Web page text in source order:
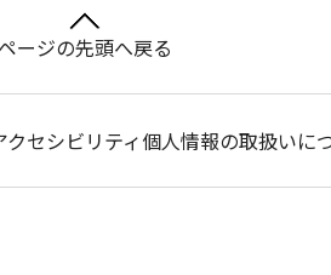
ージの先頭へ戻る
クセシビリティ個人情報の取扱いに